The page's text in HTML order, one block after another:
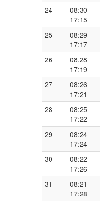
24
08:30
17:15
25
08:29
17:17
26
08:28
17:19
27
08:26
17:21
28
08:25
17:22
29
08:24
17:24
30
08:22
17:26
31
08:21
17:28